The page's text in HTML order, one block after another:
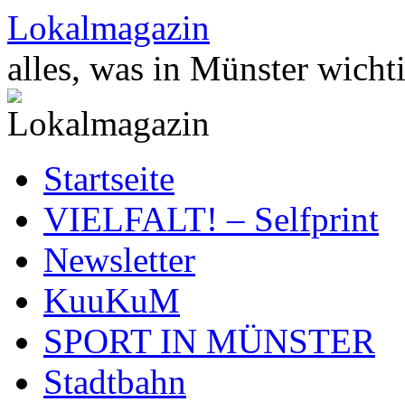
Zum
Inhalt
springen
Lokalmagazin
alles, was in Münster
Startseite
VIELFALT! – Selfprint
Newsletter
KuuKuM
SPORT IN MÜNSTER
Stadtbahn